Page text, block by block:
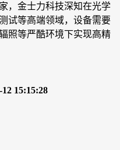
，金士力科技深知在光学
试等高端领域，设备需要
照等严酷环境下实现高精
15:15:28